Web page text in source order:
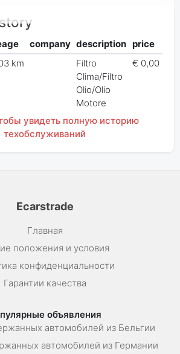
company description price
km
Filtro
Clima/Filtro
Olio/Olio
Motore
€ 0,00
увидеть полную историю
техобслуживаний
Ecarstrade
Главная
положения и условия
конфиденциальности
Гарантии качества
объявления
автомобилей из Бельгии
автомобилей из Германии